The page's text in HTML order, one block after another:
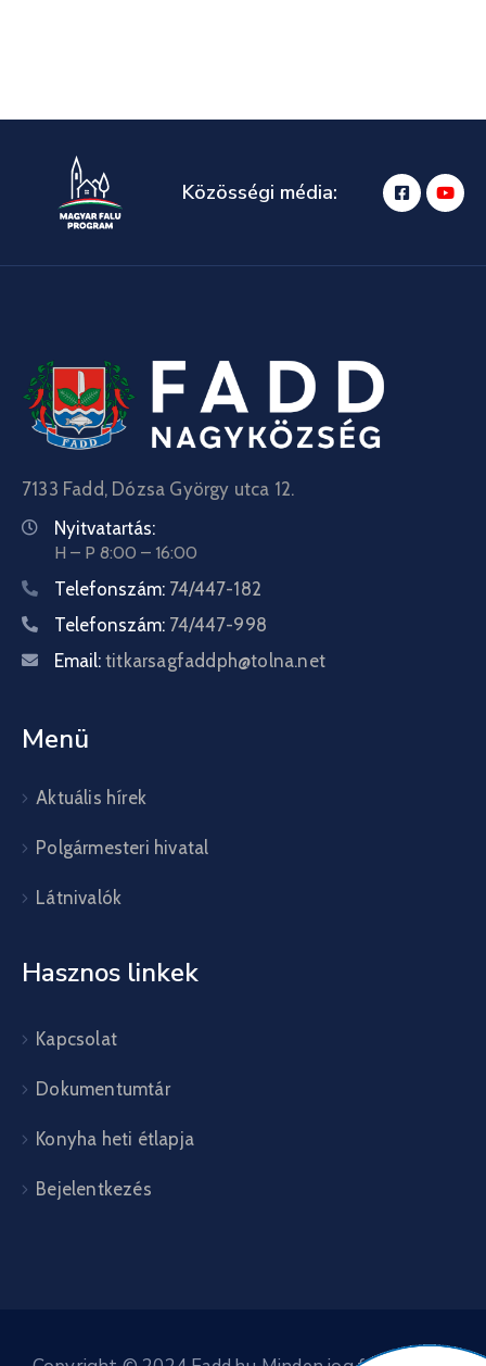
Közösségi média:
7133 Fadd, Dózsa György utca 12.
Nyitvatartás:
H – P 8:00 – 16:00
Telefonszám: 74/447-182
Telefonszám: 74/447-998
Email: titkarsagfaddph@tolna.net
Menü
Aktuális hírek
Polgármesteri hivatal
Látnivalók
Hasznos linkek
Kapcsolat
Dokumentumtár
Konyha heti étlapja
Bejelentkezés